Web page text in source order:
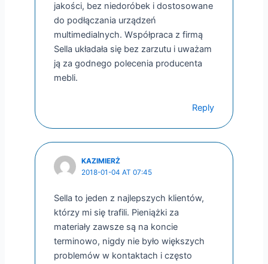
jakości, bez niedoróbek i dostosowane
do podłączania urządzeń
multimedialnych. Współpraca z firmą
Sella układała się bez zarzutu i uważam
ją za godnego polecenia producenta
mebli.
Reply
KAZIMIERŻ
2018-01-04 AT 07:45
Sella to jeden z najlepszych klientów,
którzy mi się trafili. Pieniążki za
materiały zawsze są na koncie
terminowo, nigdy nie było większych
problemów w kontaktach i często